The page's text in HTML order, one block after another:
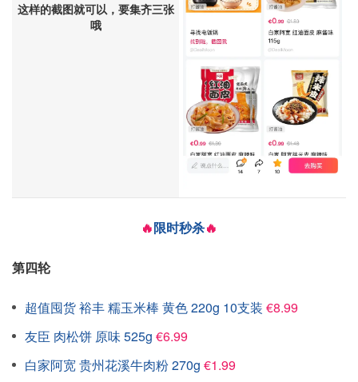
这样的截图就可以，要集齐三张
哦
🔥限时秒杀🔥
第四轮
超值囤货 裕丰 糯玉米棒 黄色 220g 10支装 €8.99
友臣 肉松饼 原味 525g €6.99
白家阿宽 贵州花溪牛肉粉 270g €1.99